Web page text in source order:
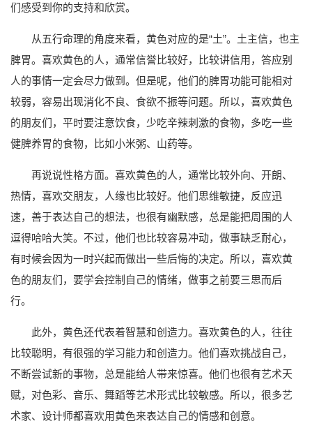
们感受到你的支持和欣赏。
从五行命理的角度来看，黄色对应的是“土”。土主信，也主
脾胃。喜欢黄色的人，通常信誉比较好，比较讲信用，答应别
人的事情一定会尽力做到。但是呢，他们的脾胃功能可能相对
较弱，容易出现消化不良、食欲不振等问题。所以，喜欢黄色
的朋友们，平时要注意饮食，少吃辛辣刺激的食物，多吃一些
健脾养胃的食物，比如小米粥、山药等。
再说说性格方面。喜欢黄色的人，通常比较外向、开朗、
热情，喜欢交朋友，人缘也比较好。他们思维敏捷，反应迅
速，善于表达自己的想法，也很有幽默感，总是能把周围的人
逗得哈哈大笑。不过，他们也比较容易冲动，做事缺乏耐心，
有时候会因为一时兴起而做出一些后悔的决定。所以，喜欢黄
色的朋友们，要学会控制自己的情绪，做事之前要三思而后
行。
此外，黄色还代表着智慧和创造力。喜欢黄色的人，往往
比较聪明，有很强的学习能力和创造力。他们喜欢挑战自己，
不断尝试新的事物，总是能给人带来惊喜。他们也很有艺术天
赋，对色彩、音乐、舞蹈等艺术形式比较敏感。所以，很多艺
术家、设计师都喜欢用黄色来表达自己的情感和创意。